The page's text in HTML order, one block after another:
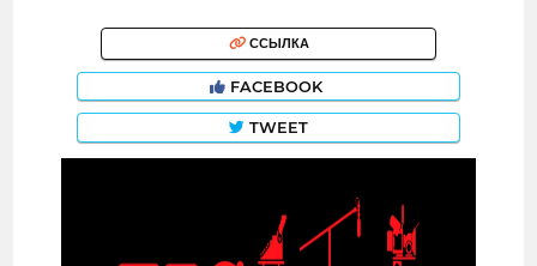
ССЫЛКА
FACEBOOK
TWEET